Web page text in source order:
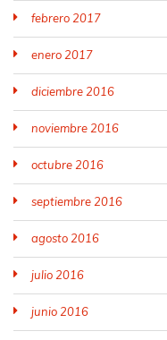
febrero 2017
enero 2017
diciembre 2016
noviembre 2016
octubre 2016
septiembre 2016
agosto 2016
julio 2016
junio 2016